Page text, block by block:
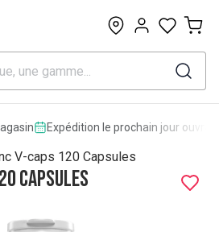
0
Expédition le prochain jour
V-caps 120 Capsules
Capsules